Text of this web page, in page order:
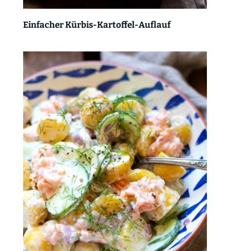
Einfacher Kürbis-Kartoffel-Auflauf